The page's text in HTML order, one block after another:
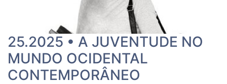
25.2025 • A JUVENTUDE NO
MUNDO OCIDENTAL
CONTEMPORÂNEO